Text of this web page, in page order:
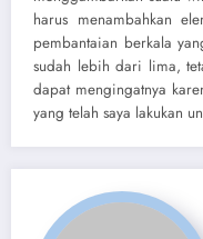
harus menambahkan
pembantaian berkala
sudah lebih dari lima,
dapat mengingatnya
yang telah saya lakukan